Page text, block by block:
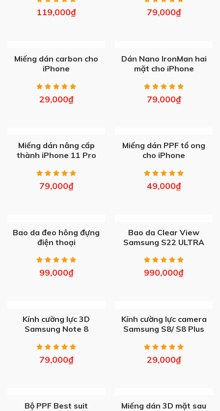
119,000₫ 79,000₫
OUT OF STOCK
Miếng dán carbon cho
iPhone
29,000₫
OUT OF STOCK
Dán Nano IronMan hai
mặt cho iPhone
79,000₫
OUT OF STOCK
Miếng dán nâng cấp
thành iPhone 11 Pro
79,000₫
OUT OF STOCK
Miếng dán PPF tổ ong
cho iPhone
49,000₫
OUT OF STOCK
Bao da đeo hông đựng
điện thoại
99,000₫
OUT OF STOCK
Bao da Clear View
Samsung S22 ULTRA
990,000₫
OUT OF STOCK
Kính cường lực 3D
Samsung Note 8
79,000₫
OUT OF STOCK
Kính cường lực camera
Samsung S8/ S8 Plus
29,000₫
OUT OF STOCK
Bộ PPF Best suit
OUT OF STOCK
Miếng dán 3D mặt sau